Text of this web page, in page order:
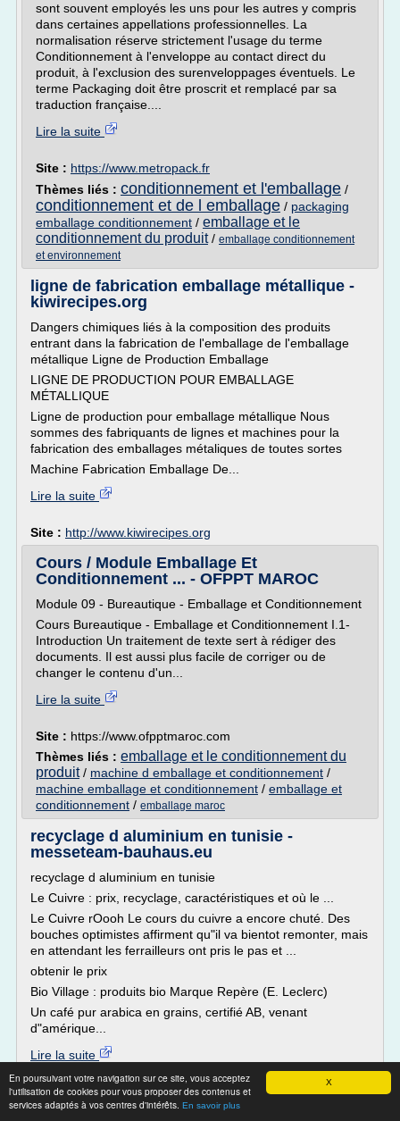
X
En poursuivant votre navigation sur ce site, vous acceptez
l'utilisation de cookies pour vous proposer des contenus et
services adaptés à vos centres d'intérêts. En savoir plus
sont souvent employés les uns pour les autres y compris
dans certaines appellations professionnelles. La
normalisation réserve strictement l'usage du terme
Conditionnement à l'enveloppe au contact direct du
produit, à l'exclusion des surenveloppages éventuels. Le
terme Packaging doit être proscrit et remplacé par sa
traduction française....
Lire la suite
Site : https://www.metropack.fr
Thèmes liés : conditionnement et l'emballage /
conditionnement et de l emballage / packaging
emballage conditionnement / emballage et le
conditionnement du produit/ emballage conditionnement
et environnement
ligne de fabrication emballage métallique -
kiwirecipes.org
Dangers chimiques liés à la composition des produits
entrant dans la fabrication de l'emballage de l'emballage
métallique Ligne de Production Emballage
LIGNE DE PRODUCTION POUR EMBALLAGE
MÉTALLIQUE
Ligne de production pour emballage métallique Nous
sommes des fabriquants de lignes et machines pour la
fabrication des emballages métaliques de toutes sortes
Machine Fabrication Emballage De...
Lire la suite
Site : http://www.kiwirecipes.org
Cours / Module Emballage Et
Conditionnement ... - OFPPT MAROC
Module 09 - Bureautique - Emballage et Conditionnement
Cours Bureautique - Emballage et Conditionnement I.1-
Introduction Un traitement de texte sert à rédiger des
documents. Il est aussi plus facile de corriger ou de
changer le contenu d'un...
Lire la suite
Site : https://www.ofpptmaroc.com
Thèmes liés : emballage et le conditionnement du
produit/ machine d emballage et conditionnement /
machine emballage et conditionnement / emballage et
conditionnement / emballage maroc
recyclage d aluminium en tunisie -
messeteam-bauhaus.eu
recyclage d aluminium en tunisie
Le Cuivre : prix, recyclage, caractéristiques et où le ...
Le Cuivre rOooh Le cours du cuivre a encore chuté. Des
bouches optimistes affirment qu"il va bientot remonter, mais
en attendant les ferrailleurs ont pris le pas et ...
obtenir le prix
Bio Village : produits bio Marque Repère (E. Leclerc)
Un café pur arabica en grains, certifié AB, venant
d"amérique...
Lire la suite
Site :http://www.messeteam-bauhaus.eu